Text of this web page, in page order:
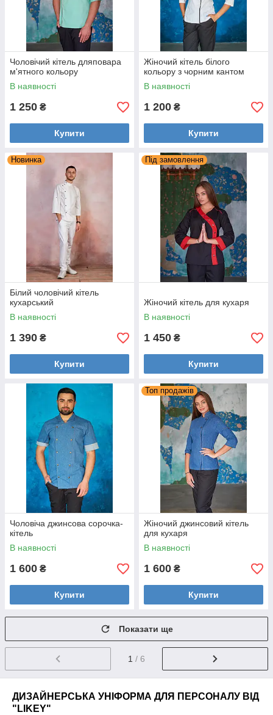
затвердження
Пошиття всієї партії
Підберемо індивідуальне рішення для
кожного замовника
Запропонуємо високоякісний текстиль фабричного
Замовити дизайнерську уніформу для свого персоналу ви
можете прямо зараз в каталозі нижче!
Чоловічий кітель дляповара
м'ятного кольору
В наявності
1 250 ₴
Купити
Жіночий кітель білого
кольору з чорним кантом
В наявності
1 200 ₴
Купити
Новинка
Білий чоловічий кітель
кухарський
В наявності
1 390 ₴
Купити
Під замовлення
Жіночий кітель для кухаря
В наявності
1 450 ₴
Купити
Чоловіча джинсова сорочка-
кітель
В наявності
1 600 ₴
Купити
Топ продажів
Жіночий джинсовий кітель
для кухаря
В наявності
1 600 ₴
Купити
Показати ще
1 / 6
ДИЗАЙНЕРСЬКА УНІФОРМА ДЛЯ ПЕРСОНАЛУ ВІД
"LIKEY"